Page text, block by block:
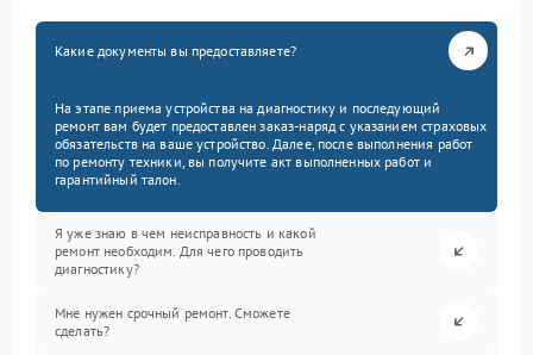
Какие документы вы предоставляете?
На этапе приема устройства на диагностику и последующий
ремонт вам будет предоставлен заказ-наряд с указанием страховых
обязательств на ваше устройство. Далее, после выполнения работ
по ремонту техники, вы получите акт выполненных работ и
гарантийный талон.
Я уже знаю в чем неисправность и какой
ремонт необходим. Для чего проводить
диагностику?
Мне нужен срочный ремонт. Сможете
сделать?